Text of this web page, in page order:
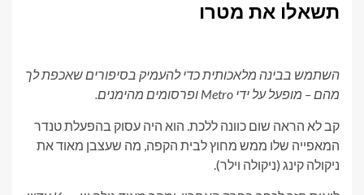
תשאלו את מטרו
השתמש בבינה מלאכותית כדי להעמיק בסיפורים שאכפת לך
מהם – מופעל על ידי Metro ופרסומים מהימנים.
קב לא הראה שום כוונה ללכת. הוא היה עסוק בהפעלת טנדר
המאפייה שלו ממש מחוץ לבית הקפה, מה שעצבן מאוד את
ניקולה קינג (ניקולה וילר).